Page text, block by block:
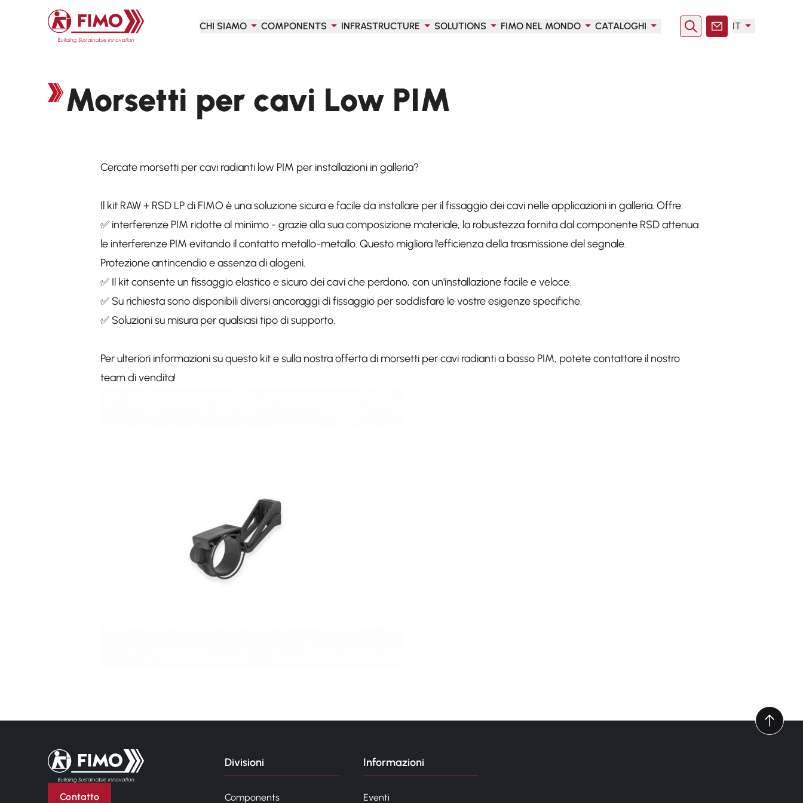
Torna alla pagina iniziale
CHI SIAMO
COMPONENTS INFRASTRUCTURE SOLUTIONS FIMO NEL MONDO CATALOGHI RicercaContatto
IT
Morsetti per cavi Low PIM
Cercate morsetti per cavi radianti low PIM per installazioni in galleria?
Il kit RAW + RSD LP di FIMO è una soluzione sicura e facile da installare per il fissaggio dei cavi nelle applicazioni in galleria. Offre:
✅ interferenze PIM ridotte al minimo - grazie alla sua composizione materiale, la robustezza fornita dal componente RSD attenua
le interferenze PIM evitando il contatto metallo-metallo. Questo migliora l'efficienza della trasmissione del segnale.
Protezione antincendio e assenza di alogeni.
✅ Il kit consente un fissaggio elastico e sicuro dei cavi che perdono, con un'installazione facile e veloce.
✅ Su richiesta sono disponibili diversi ancoraggi di fissaggio per soddisfare le vostre esigenze specifiche.
✅ Soluzioni su misura per qualsiasi tipo di supporto.
Per ulteriori informazioni su questo kit e sulla nostra offerta di morsetti per cavi radianti a basso PIM, potete contattare il nostro
team di vendita!
Torna alla pagina iniziale
Contatto
Divisioni
Components
Informazioni
Eventi